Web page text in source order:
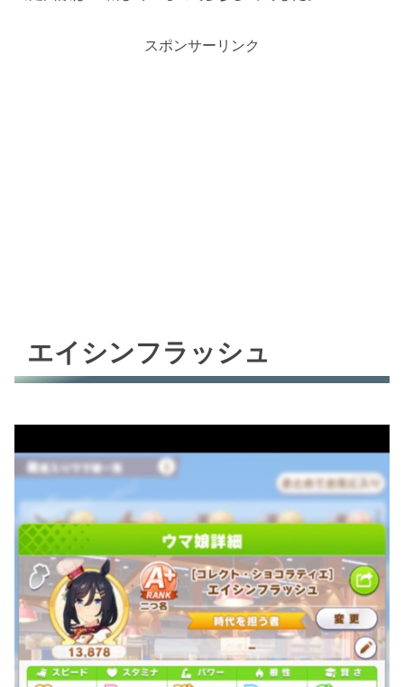
スポンサーリンク
エイシンフラッシュ